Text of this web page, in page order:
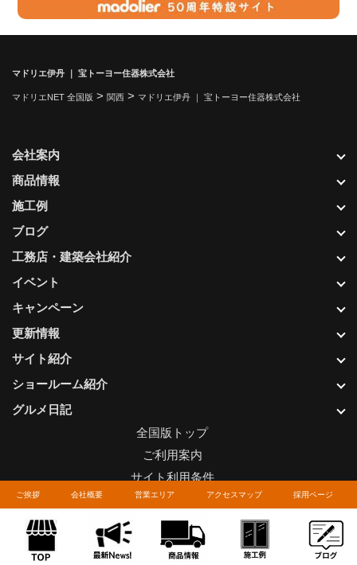
ご挨拶 会社概要 営業エリア アクセスマップ 採用ページ
マドリエ伊丹 ｜ 宝トーヨー住器株式会社
マドリエNET 全国版 > 関西 > マドリエ伊丹 ｜ 宝トーヨー住器株式会社
更新情報
サイト紹介
ショールーム紹介
グルメ日記
会社案内
商品情報
施工例
ブログ
工務店・建築会社紹介
イベント
キャンペーン
全国版トップ
ご利用案内
サイト利用条件
プライバシーポリシー
関連リンク
お問い合わせについて